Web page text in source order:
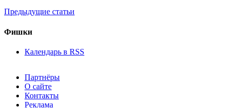
Предыдущие статьи
Фишки
Календарь в RSS
Партнёры
О сайте
Контакты
Реклама